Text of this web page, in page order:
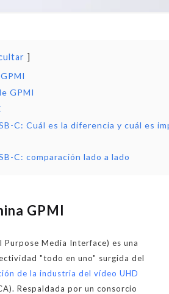
GPMI
C: Cuál es la diferencia y cuál es
C: comparación lado a lado
GPMI
Purpose Media Interface) es una
"todo en uno" surgida del
de la industria del vídeo UHD
Respaldada por un consorcio